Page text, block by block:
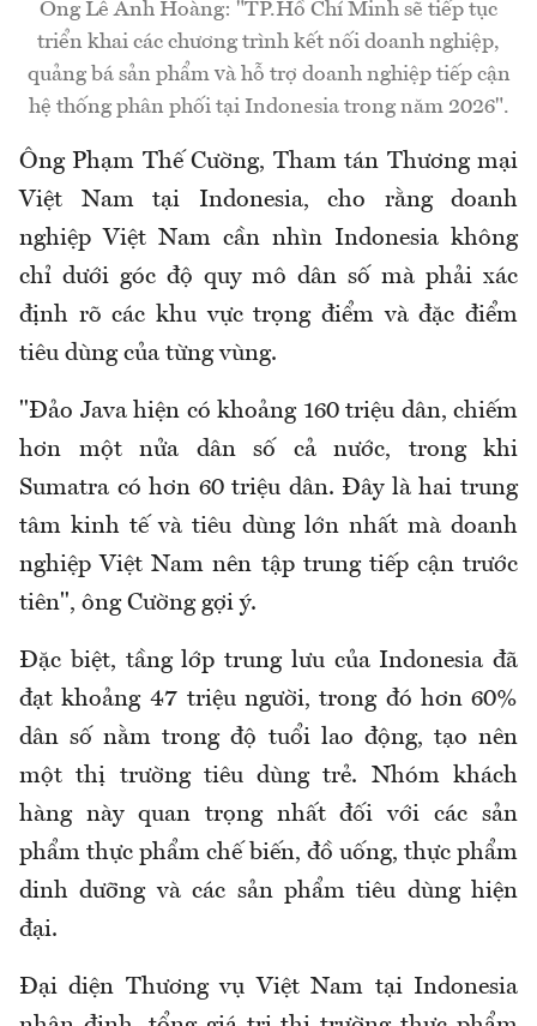
Ông Lê Anh Hoàng: "TP.Hồ Chí Minh sẽ tiếp tục
triển khai các chương trình kết nối doanh nghiệp,
quảng bá sản phẩm và hỗ trợ doanh nghiệp tiếp cận
hệ thống phân phối tại Indonesia trong năm 2026".
Ông Phạm Thế Cường, Tham tán Thương mại
Việt Nam tại Indonesia, cho rằng doanh
nghiệp Việt Nam cần nhìn Indonesia không
chỉ dưới góc độ quy mô dân số mà phải xác
định rõ các khu vực trọng điểm và đặc điểm
tiêu dùng của từng vùng.
"Đảo Java hiện có khoảng 160 triệu dân, chiếm
hơn một nửa dân số cả nước, trong khi
Sumatra có hơn 60 triệu dân. Đây là hai trung
tâm kinh tế và tiêu dùng lớn nhất mà doanh
nghiệp Việt Nam nên tập trung tiếp cận trước
tiên", ông Cường gợi ý.
Đặc biệt, tầng lớp trung lưu của Indonesia đã
đạt khoảng 47 triệu người, trong đó hơn 60%
dân số nằm trong độ tuổi lao động, tạo nên
một thị trường tiêu dùng trẻ. Nhóm khách
hàng này quan trọng nhất đối với các sản
phẩm thực phẩm chế biến, đồ uống, thực phẩm
dinh dưỡng và các sản phẩm tiêu dùng hiện
đại.
Đại diện Thương vụ Việt Nam tại Indonesia